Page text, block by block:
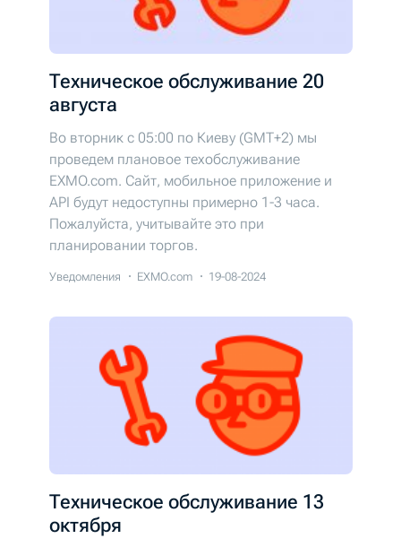
Техническое обслуживание 20
августа
Во вторник c 05:00 по Киеву (GMT+2) мы
проведем плановое техобслуживание
EXMO.com. Cайт, мобильное приложение и
API будут недоступны примерно 1-3 часа.
Пожалуйста, учитывайте это при
планировании торгов.
Уведомления EXMO.com 19-08-2024
Техническое обслуживание 13
октября